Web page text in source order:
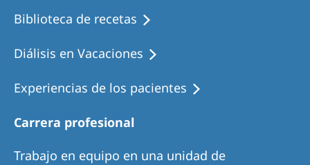
Biblioteca de recetas
Diálisis en Vacaciones
Experiencias de los pacientes
Carrera profesional
Trabajo en equipo en una unidad de